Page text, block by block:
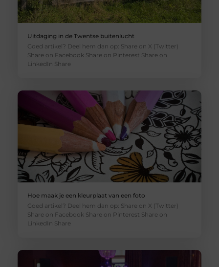
Uitdaging in de Twentse buitenlucht
Goed artikel? Deel hem dan op: Share on X (Twitter)
Share on Facebook Share on Pinterest Share on
LinkedIn Share
Hoe maak je een kleurplaat van een foto
Goed artikel? Deel hem dan op: Share on X (Twitter)
Share on Facebook Share on Pinterest Share on
LinkedIn Share